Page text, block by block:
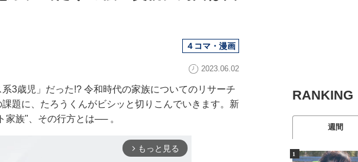
４コマ・漫画
2023.06.02
3歳児」だった!? 令和時代の家族についてのリサーチ
題に、たろうくんがビシッと切りこんでいきます。新
家族"、その行方とは── 。
arrow_forward_ios もっと見る
RANKING
週間